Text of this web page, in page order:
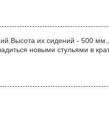
их сидений - 500
новыми стульями в